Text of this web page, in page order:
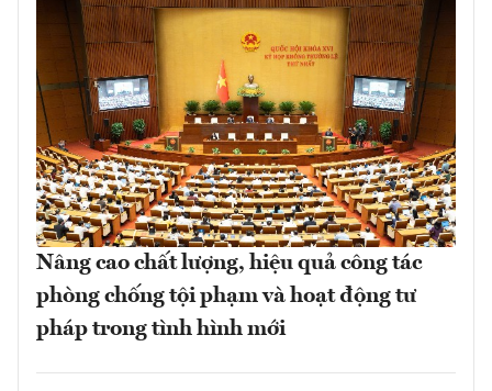
Nâng cao chất lượng, hiệu quả công tác
phòng chống tội phạm và hoạt động tư
pháp trong tình hình mới